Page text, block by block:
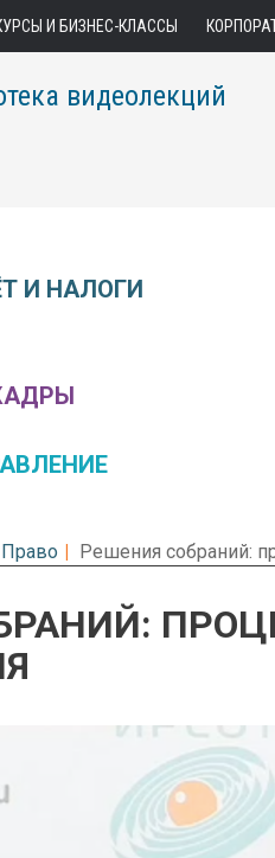
И БИЗНЕС-КЛАССЫ
видеолекций
И НАЛОГИ
Право Решения собраний:
просмотр.